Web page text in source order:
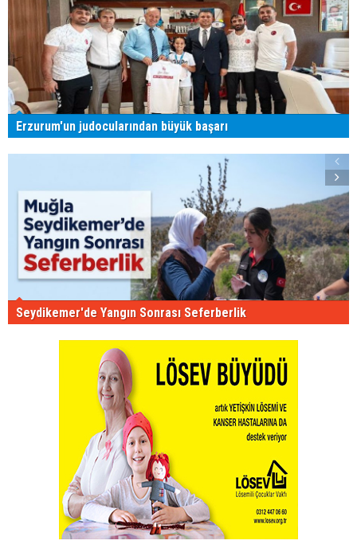
Erzurum'un judocularından büyük başarı
Seydikemer'de Yangın Sonrası Seferberlik